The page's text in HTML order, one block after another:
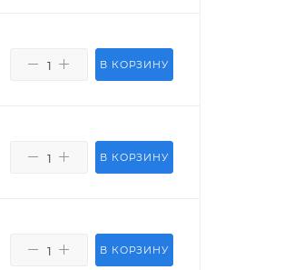
В КОРЗИНУ
В КОРЗИНУ
В КОРЗИНУ